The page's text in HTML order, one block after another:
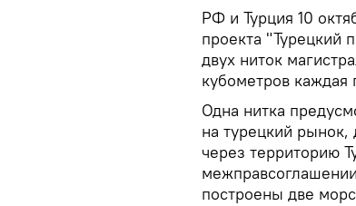
РФ и Турция 10
проекта "Турецкий
двух ниток
кубометров
Одна нитка
на турецкий рынок,
через территорию
построены две